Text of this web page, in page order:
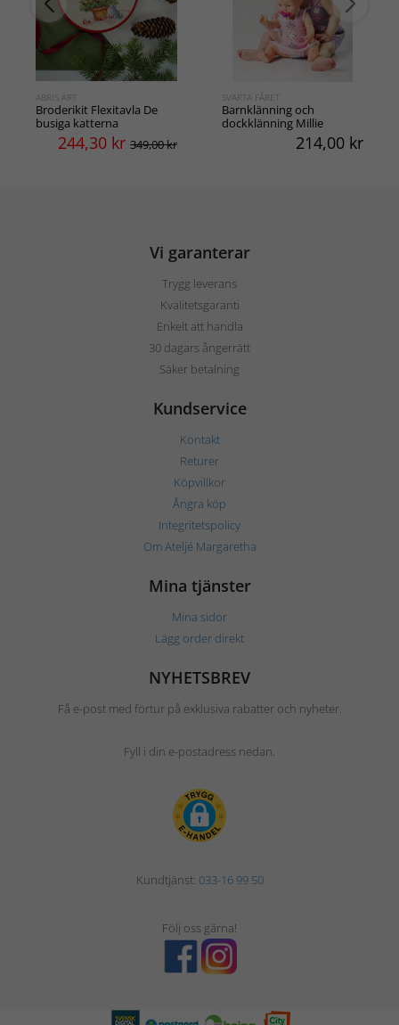
ABRIS ART
Broderikit Flexitavla De
busiga katterna
244,30 kr 349,00 kr
SVARTA FÅRET
Barnklänning och
dockklänning Millie
214,00 kr
Vi garanterar
Trygg leverans
Kvalitetsgaranti
Enkelt att handla
30 dagars ångerrätt
Säker betalning
Kundservice
Kontakt
Returer
Köpvillkor
Ångra köp
Integritetspolicy
Om Ateljé Margaretha
Mina tjänster
Mina sidor
Lägg order direkt
NYHETSBREV
Få e-post med förtur på exklusiva rabatter och nyheter.
Fyll i din e-postadress nedan.
Kundtjänst: 033-16 99 50
Följ oss gärna!